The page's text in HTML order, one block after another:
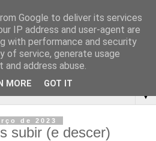
▼
de 2023
subir (e descer)
Google to deliver its services
IP address and user-agent are
with performance and security
of service, generate usage
address abuse.
MORE GOT IT